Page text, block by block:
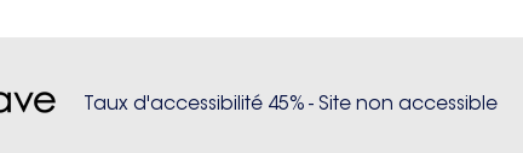
Taux d'accessibilité 45% - Site non accessible